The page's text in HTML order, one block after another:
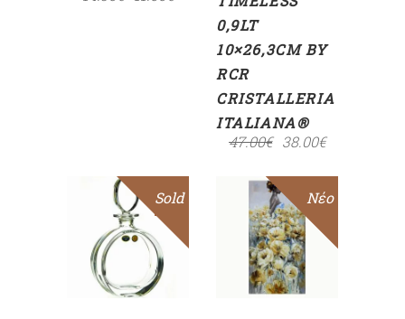
0,9LT
10×26,3CM BY
RCR
CRISTALLERIA
ITALIANA®
47.00€ 38.00€
Sold
Διαβάστε
περισσότερα
Sale
Νέο
ΠΡΟΣΘΉΚΗ
ΣΤΟ
ΚΑΛΆΘΙ